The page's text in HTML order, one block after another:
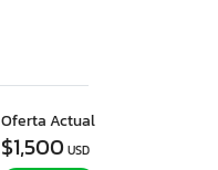
Oferta Actual
$1,500USD